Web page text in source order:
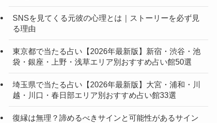
SNSを見てくる元彼の心理とは｜ストーリーを必ず見
る理由
東京都で当たる占い【2026年最新版】新宿・渋谷・池
袋・銀座・上野・浅草エリア別おすすめ占い館50選
埼玉県で当たる占い【2026年最新版】大宮・浦和・川
越・川口・春日部エリア別おすすめ占い館33選
復縁は無理？諦めるべきサインと可能性があるサイン